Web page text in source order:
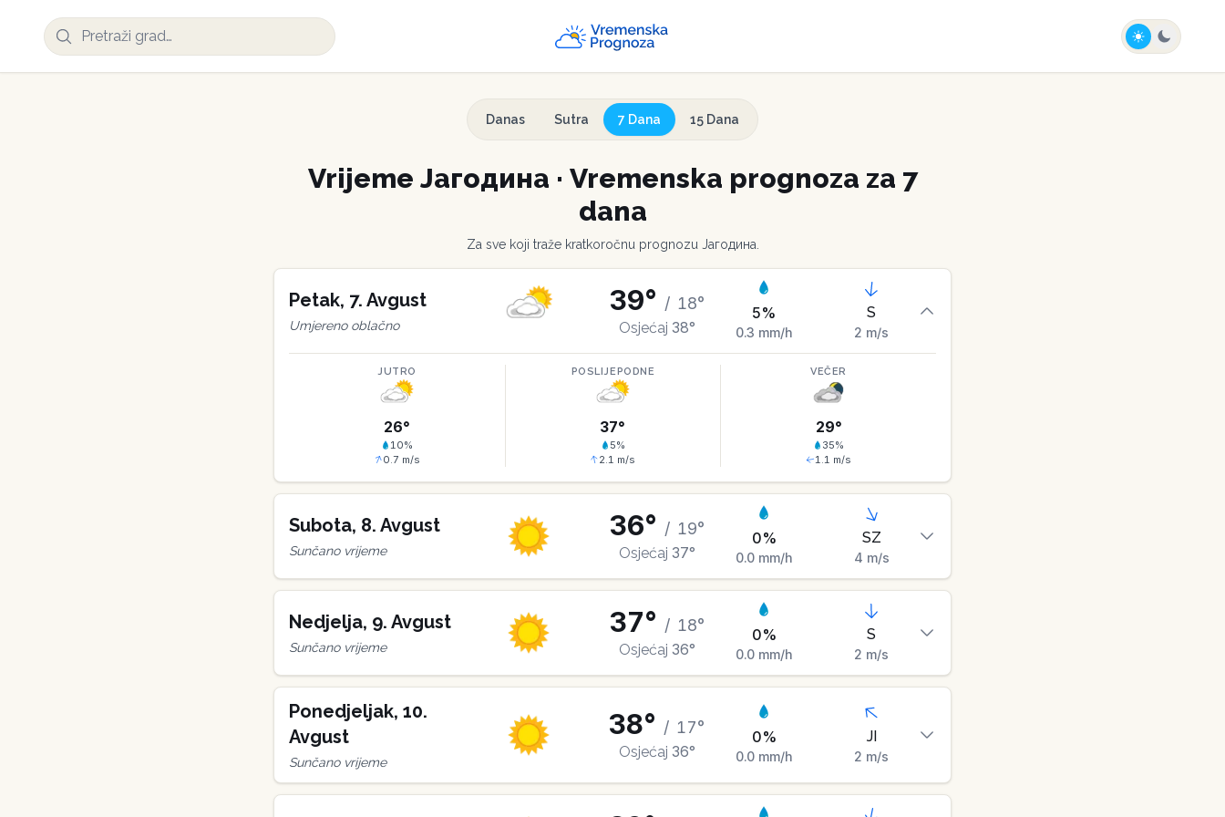
Danas Sutra 7 Dana 15 Dana
Vrijeme Јагодина · Vremenska prognoza za 7
dana
Za sve koji traže kratkoročnu prognozu Јагодина
Petak, 7. Avgust
Umjereno oblačno
39° / 18°
Osjećaj 38°
5%
0.3 mm/h
S
2 m/s
JUTRO
26°
10%
0.7 m/s
POSLIJEPODNE
37°
5%
2.1 m/s
VEČER
29°
35%
1.1 m/s
Subota, 8. Avgust
Sunčano vrijeme
36° / 19°
Osjećaj 37°
0%
0.0mm/h
SZ
4 m/s
Nedjelja, 9. Avgust
Sunčano vrijeme
37° / 18°
Osjećaj 36°
0%
0.0mm/h
S
2 m/s
Ponedjeljak, 10.
Avgust
Sunčano vrijeme
38° / 17°
Osjećaj 36°
0%
0.0mm/h
JI
2 m/s